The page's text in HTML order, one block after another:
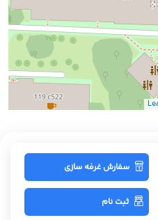
سفارش غرفه سازی
ثبت نام